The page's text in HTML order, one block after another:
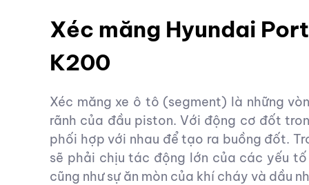
Xéc măng Hyundai
K200
Xéc măng xe ô tô (segment) là những
rãnh của đầu piston. Với động cơ đốt
phối hợp với nhau để tạo ra buồng đốt.
sẽ phải chịu tác động lớn của các yếu
cũng như sự ăn mòn của khí cháy và dầu